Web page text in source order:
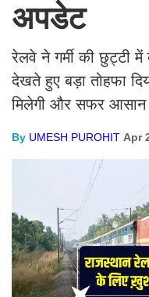
अपडेट
रेलवे ने गर्मी की छुट्टी में
देखते हुए बड़ा तोहफा
मिलेगी और सफर आसान
By UMESH PUROHIT Apr